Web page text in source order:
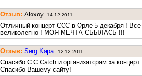
Отзыв: Alexey. 14.12.2011
Отличный концерт CCC в Орле 5 декабря !
великолепно ! МОЯ МЕЧТА СБЫЛАСЬ !!!
Отзыв: Serg Kapa. 12.12.2011
Спасибо C.C.Catch и организаторам за
Спасибо Вашему сайту!